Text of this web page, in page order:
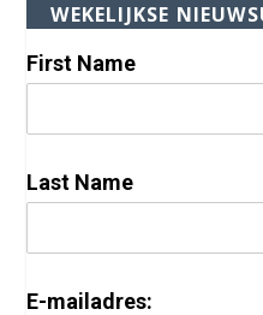
WEKELIJKSE
First Name
Last Name
E-mailadres: